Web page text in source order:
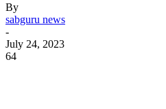
By
sabguru news
-
July 24, 2023
64